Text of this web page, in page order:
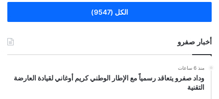
الكل (9547)
أخبار صفرو
منذ 6 ساعات
وداد صفرو يتعاقد رسمياً مع الإطار الوطني كريم أوغاني لقيادة العارضة
التقنية